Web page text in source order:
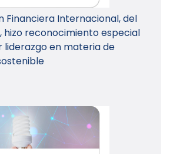
Financiera Internacional, del
hizo reconocimiento especial
liderazgo en materia de